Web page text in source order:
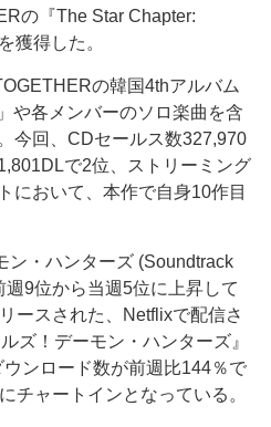
の『The Star Chapter:
獲得した。
の韓国4thアルバム
や各メンバーのソロ楽曲を含
今回、CDセールス数327,970
で2位、ストリーミング
において、本作で自身10作目
・ハンターズ (Soundtrack
9位から当週5位に上昇して
ースされた、Netflixで配信さ
ズ！デーモン・ハンターズ』
ンロード数が前週比144％で
チャートインとなっている。